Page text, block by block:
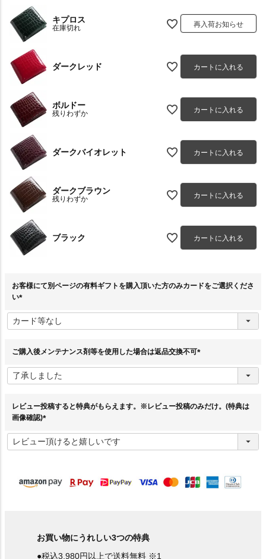
キプロス
在庫切れ 再入荷お知らせ
ダークレッド カートに入れる
ボルドー
残りわずか カートに入れる
ダークバイオレット カートに入れる
ダークブラウン
残りわずか カートに入れる
ブラック カートに入れる
お客様にて別ページの有料ギフトを購入頂いた方のみカードをご選択くださ
い
必
須
ご購入後メンテナンス剤等を使用した場合は返品交換不可
須
レビュー投稿すると特典がもらえます。※レビュー投稿のみだけ。(特典は
画像確認)
必
須
お買い物にうれしい3つの特典
●税込3,980円以上で送料無料 ※1